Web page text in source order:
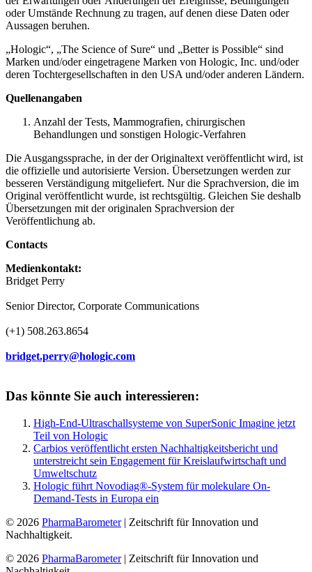
oder Umstände Rechnung zu tragen, auf denen diese Daten oder
Aussagen beruhen.
„Hologic“, „The Science of Sure“ und „Better is Possible“ sind
Marken und/oder eingetragene Marken von Hologic, Inc. und/oder
deren Tochtergesellschaften in den USA und/oder anderen Ländern.
Quellenangaben
Anzahl der Tests, Mammografien, chirurgischen
Behandlungen und sonstigen Hologic-Verfahren
Die Ausgangssprache, in der der Originaltext veröffentlicht wird, ist
die offizielle und autorisierte Version. Übersetzungen werden zur
besseren Verständigung mitgeliefert. Nur die Sprachversion, die im
Original veröffentlicht wurde, ist rechtsgültig. Gleichen Sie deshalb
Übersetzungen mit der originalen Sprachversion der
Veröffentlichung ab.
Contacts
Medienkontakt:
Bridget Perry
Senior Director, Corporate Communications
(+1) 508.263.8654
bridget.perry@hologic.com
Das könnte Sie auch interessieren:
High-End-Ultraschallsysteme von SuperSonic Imagine jetzt
Teil von Hologic
Carbios veröffentlicht ersten Nachhaltigkeitsbericht und
unterstreicht sein Engagement für Kreislaufwirtschaft und
Umweltschutz
Hologic führt Novodiag®-System für molekulare On-
Demand-Tests in Europa ein
© 2026 PharmaBarometer| Zeitschrift für Innovation und
Nachhaltigkeit.
© 2026 PharmaBarometer| Zeitschrift für Innovation und